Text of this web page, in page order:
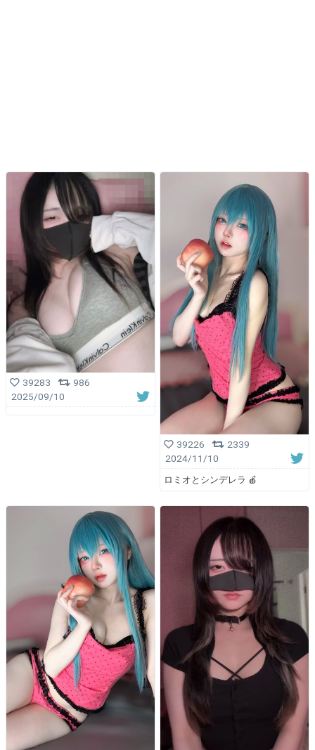
39283
986
2025/09/10
39226
2339
2024/11/10
ロミオとシンデレラ 🍎